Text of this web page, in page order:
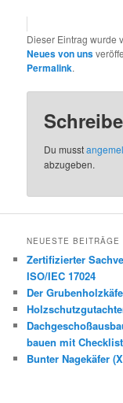
Dieser Eintrag wurde
Neues von uns
Permalink.
Du musst
abzugeben.
NEUESTE BEITRÄGE
Zertifizierter
ISO/IEC 17024
Der
bauen mit
Bunter Nagekäfer